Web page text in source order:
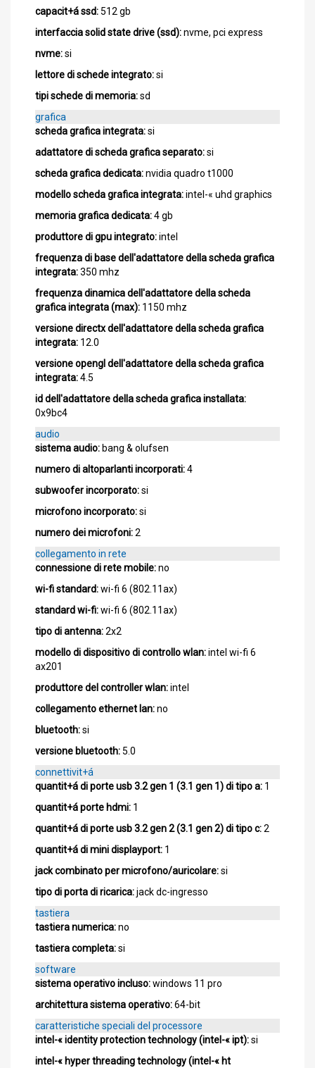
capacit+á ssd:512 gb
interfaccia solid state drive (ssd):nvme, pci express
nvme:si
lettore di schede integrato:si
tipi schede di memoria:sd
grafica
scheda grafica integrata:si
adattatore di scheda grafica separato:si
scheda grafica dedicata:nvidia quadro t1000
modello scheda grafica integrata:intel-« uhd graphics
memoria grafica dedicata:4 gb
produttore di gpu integrato:intel
frequenza di base dell'adattatore della scheda grafica
integrata:350 mhz
frequenza dinamica dell'adattatore della scheda
grafica integrata (max): 1150 mhz
versione directx dell'adattatore della scheda grafica
integrata: 12.0
versione opengl dell'adattatore della scheda grafica
integrata:4.5
id dell'adattatore della scheda grafica installata:
0x9bc4
audio
sistema audio:bang & olufsen
numero di altoparlanti incorporati:4
subwoofer incorporato:si
microfono incorporato:si
numero dei microfoni:2
collegamento in rete
connessione di rete mobile:no
wi-fi standard:wi-fi 6 (802.11ax)
standard wi-fi:wi-fi 6 (802.11ax)
tipo di antenna:2x2
modello di dispositivo di controllo wlan:intel wi-fi 6
ax201
produttore del controller wlan:intel
collegamento ethernet lan:no
bluetooth:si
versione bluetooth:5.0
connettivit+á
quantit+á di porte usb 3.2 gen 1 (3.1 gen 1) di tipo a: 1
quantit+á porte hdmi: 1
quantit+á di porte usb 3.2 gen 2 (3.1 gen 2) di tipo c:2
quantit+á di mini displayport: 1
jack combinato per microfono/auricolare:si
tipo di porta di ricarica:jack dc-ingresso
tastiera
tastiera numerica:no
tastiera completa:si
software
sistema operativo incluso:windows 11 pro
architettura sistema operativo:64-bit
caratteristiche speciali del processore
intel-« identity protection technology (intel-« ipt):si
intel-« hyper threading technology (intel-« ht